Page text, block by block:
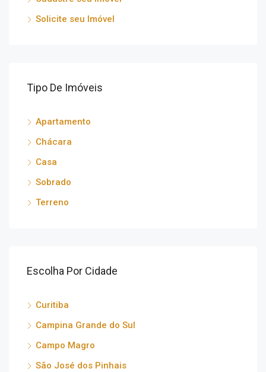
Solicite seu Imóvel
Tipo De Imóveis
Apartamento
Chácara
Casa
Sobrado
Terreno
Escolha Por Cidade
Curitiba
Campina Grande do Sul
Campo Magro
São José dos Pinhais